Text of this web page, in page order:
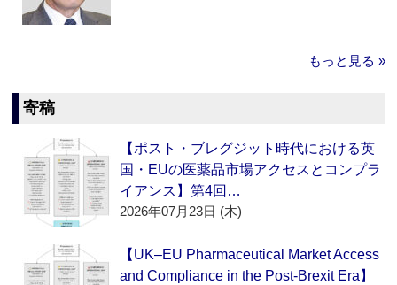
もっと見る »
寄稿
【ポスト・ブレグジット時代における英
国・EUの医薬品市場アクセスとコンプラ
イアンス】第4回…
2026年07月23日 (木)
【UK–EU Pharmaceutical Market Access
and Compliance in the Post-Brexit Era】